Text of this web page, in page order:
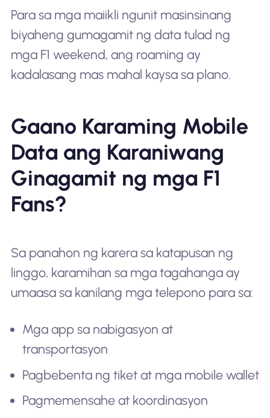
Para sa mga maiikli ngunit masinsinang
biyaheng gumagamit ng data tulad ng
mga F1 weekend, ang roaming ay
kadalasang mas mahal kaysa sa plano.
Gaano Karaming Mobile
Data ang Karaniwang
Ginagamit ng mga F1
Fans?
Sa panahon ng karera sa katapusan ng
linggo, karamihan sa mga tagahanga ay
umaasa sa kanilang mga telepono para sa:
Mga app sa nabigasyon at
transportasyon
Pagbebenta ng tiket at mga mobile wallet
Pagmemensahe at koordinasyon